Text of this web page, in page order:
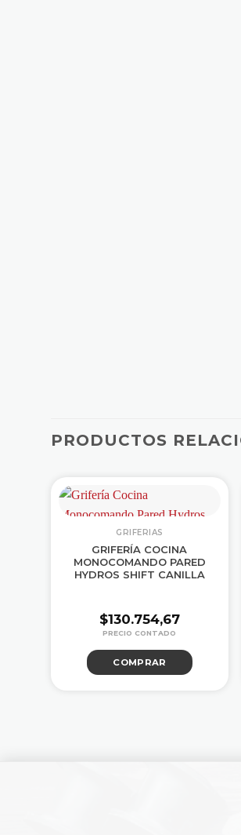
PRODUCTOS
GRIFERIAS
GRIFERÍA COCINA
MONOCOMANDO PARED
HYDROS SHIFT CANILLA
$130.754,67
COMPRAR